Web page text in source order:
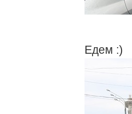
Едем :)